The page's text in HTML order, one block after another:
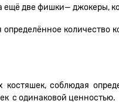
ещё две фишки— джокеры,
костяшек, соблюдая
с одинаковой ценностью.